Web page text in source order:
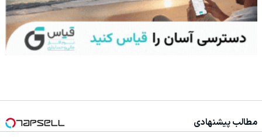
مطالب پیشنهادی